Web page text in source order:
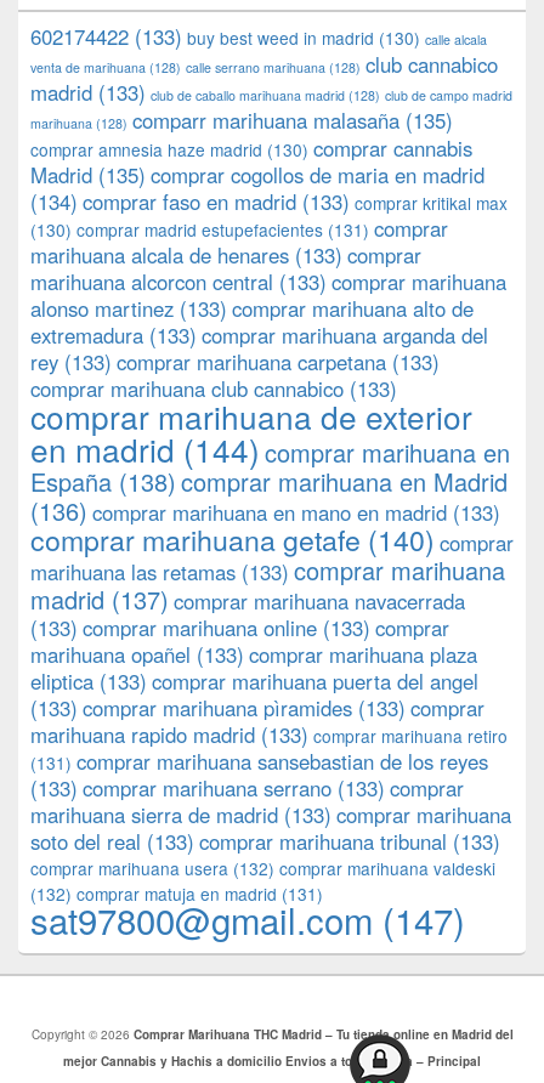
602174422 (133) buy best weed in madrid (130) calle alcala
venta de marihuana (128) calle serrano marihuana (128) club cannabico
madrid (133) club de caballo marihuana madrid (128) club de campo madrid
marihuana (128) comparr marihuana malasaña (135)
comprar amnesia haze madrid (130) comprar cannabis
Madrid (135) comprar cogollos de maria en madrid
(134) comprar faso en madrid (133) comprar kritikal max
(130) comprar madrid estupefacientes (131) comprar
marihuana alcala de henares (133) comprar
marihuana alcorcon central (133) comprar marihuana
alonso martinez (133) comprar marihuana alto de
extremadura (133) comprar marihuana arganda del
rey (133) comprar marihuana carpetana (133)
comprar marihuana club cannabico (133)
comprar marihuana de exterior
en madrid (144) comprar marihuana en
España (138) comprar marihuana en Madrid
(136) comprar marihuana en mano en madrid (133)
comprar marihuana getafe (140) comprar
marihuana las retamas (133) comprar marihuana
madrid (137) comprar marihuana navacerrada
(133) comprar marihuana online (133) comprar
marihuana opañel (133) comprar marihuana plaza
eliptica (133) comprar marihuana puerta del angel
(133) comprar marihuana pìramides (133) comprar
marihuana rapido madrid (133) comprar marihuana retiro
(131) comprar marihuana sansebastian de los reyes
(133) comprar marihuana serrano (133) comprar
marihuana sierra de madrid (133) comprar marihuana
soto del real (133) comprar marihuana tribunal (133)
comprar marihuana usera (132) comprar marihuana valdeski
(132) comprar matuja en madrid (131)
sat97800@gmail.com (147)
Copyright © 2026 Comprar Marihuana THC Madrid – Tu tienda online en Madrid del
mejor Cannabis y Hachis a domicilio Envios a toda Europa – Principal